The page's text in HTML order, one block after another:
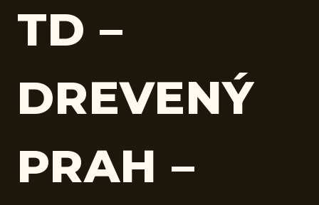
TD –
DREVENÝ
PRAH –